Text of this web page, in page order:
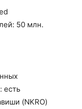
50 млн.
есть
(NKRO)